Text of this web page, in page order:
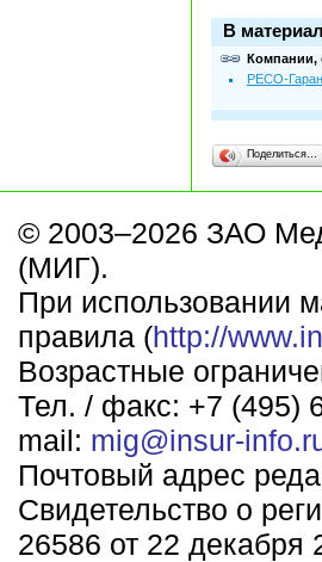
В
Компании,
РЕСО-
Поделиться…
© 2003–2026 ЗАО
(МИГ).
При использовании
правила (http://
Возрастные
Тел. / факс: +7 (495)
mail: mig@insur-
Почтовый адрес
Свидетельство о
26586 от 22 декабря